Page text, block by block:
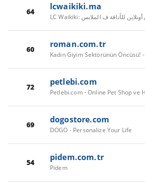
64 lcwaikiki.ma
60 roman.com.tr
Kadın Giyim Sektörünün Öncüsü!
72 petlebi.com
69 dogostore.com
DOGO - Personalize Your Life
54 pidem.com.tr
Pidem